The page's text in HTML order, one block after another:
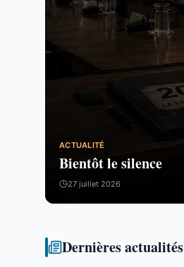
ACTUALITÉ
Bientôt le silence
27 juillet 2026
Dernières actualités